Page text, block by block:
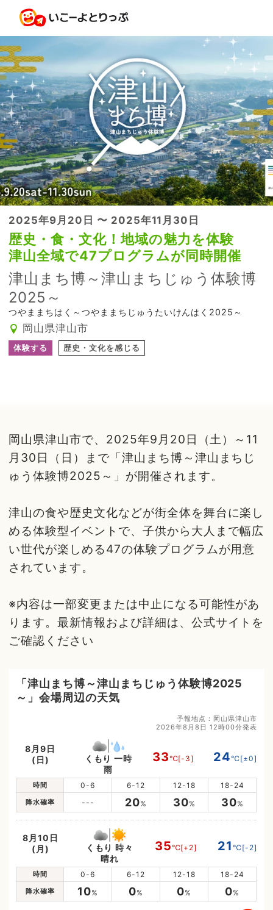
2025年9月20日 〜 2025年11月30日
歴史・食・文化！地域の魅力を体験
津山全域で47プログラムが同時開催
津山まち博～津山まちじゅう体験博
2025～
つやままちはく～つやままちじゅうたいけんはく2025～
岡山県津山市
体験する 歴史・文化を感じる
岡山県津山市で、2025年9月20日（土）～11
月30日（日）まで「津山まち博～津山まちじ
ゅう体験博2025～」が開催されます。
津山の食や歴史文化などが街全体を舞台に楽し
める体験型イベントで、子供から大人まで幅広
い世代が楽しめる47の体験プログラムが用意
されています。
※内容は一部変更または中止になる可能性があ
ります。最新情報および詳細は、公式サイトを
ご確認ください
「津山まち博～津山まちじゅう体験博2025
～」会場周辺の天気
予報地点：岡山県津山市
2026年8月8日 12時00分発表
8月9日
(日)
くもり 一時
雨
33℃[-3] 24℃[±0]
時間 0-6 6-12 12-18 18-24
降水確率 --- 20% 30% 30%
8月10日
(月)
くもり 時々
晴れ
35℃[+2] 21 ℃[-2]
時間 0-6 6-12 12-18 18-24
降水確率 10% 0% 0% 0%